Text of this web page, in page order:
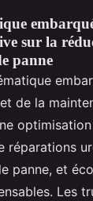
sur la
panne
de la
réparations
panne, et
Les